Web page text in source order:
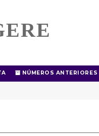
NÚMEROS ANTERIORES